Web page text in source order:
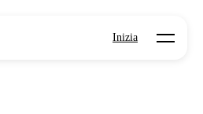
Inizia Open